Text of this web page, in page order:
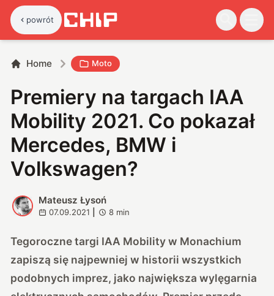
powrót
Home Moto
Premiery na targach IAA
Mobility 2021. Co pokazał
Mercedes, BMW i
Volkswagen?
M
Mateusz Łysoń
07.09.2021 8 min
Tegoroczne targi IAA Mobility w Monachium
zapiszą się najpewniej w historii wszystkich
podobnych imprez, jako największa wylęgarnia